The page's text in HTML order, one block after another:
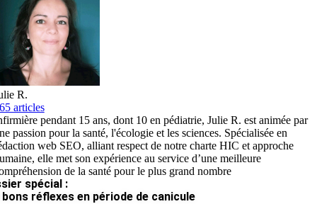
R.
articles
pendant 15 ans, dont 10 en pédiatrie, Julie R. est animée par
passion pour la santé, l'écologie et les sciences. Spécialisée en
web SEO, alliant respect de notre charte HIC et approche
elle met son expérience au service d’une meilleure
de la santé pour le plus grand nombre
spécial :
bons réflexes en période de canicule